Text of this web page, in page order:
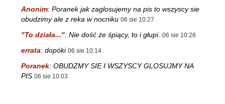
Anonim: Poranek jak zaglosujemy na pis to wszyscy sie
obudzimy ale z reka w nocniku 06 sie 10:27
"To działa...": Nie dość że śpiący, to i głupi. 06 sie 10:26
errata: dopóki 06 sie 10:14
Poranek: OBUDZMY SIE I WSZYSCY GLOSUJMY NA
PIS 06 sie 10:03